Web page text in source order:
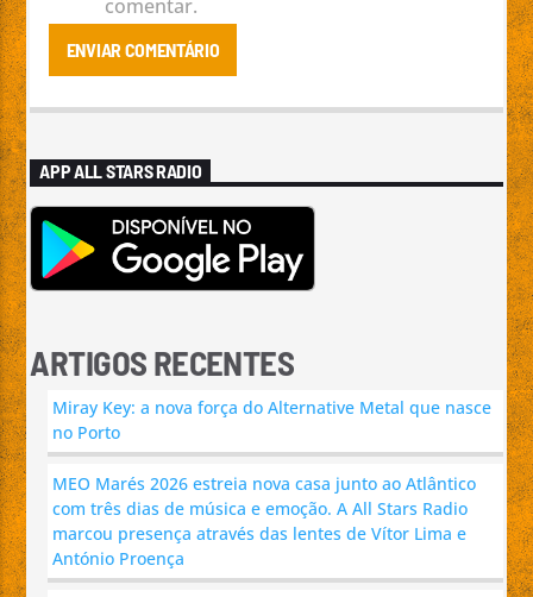
comentar.
APP ALL STARS RADIO
ARTIGOS RECENTES
Miray Key: a nova força do Alternative Metal que nasce
no Porto
MEO Marés 2026 estreia nova casa junto ao Atlântico
com três dias de música e emoção. A All Stars Radio
marcou presença através das lentes de Vítor Lima e
António Proença